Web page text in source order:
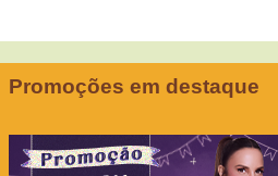
Promoções em destaque